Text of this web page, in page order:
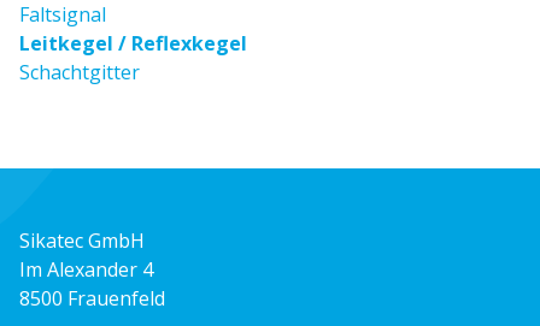
Faltsignal
Leitkegel / Reflexkegel
Schachtgitter
Sikatec GmbH
Im Alexander 4
8500 Frauenfeld